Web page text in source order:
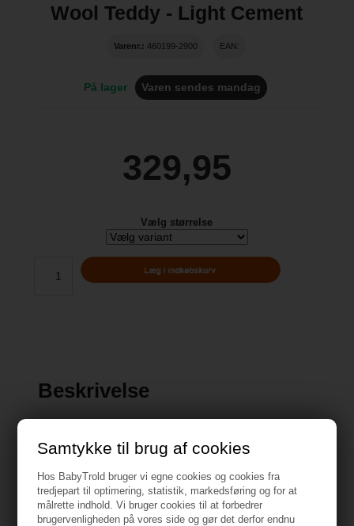
Samtykke til brug af cookies
Hos BabyTrold bruger vi egne cookies og cookies fra
tredjepart til optimering, statistik, markedsføring og for at
målrette indhold. Vi bruger cookies til at forbedrer
brugervenligheden på vores side og gør det derfor endnu
Wool Teddy - Light Cement
Varenr.: 460199-2900 EAN:
På lager Varen sendes mandag
329,95
Vælg størrelse
Beskrivelse
Specifikationer